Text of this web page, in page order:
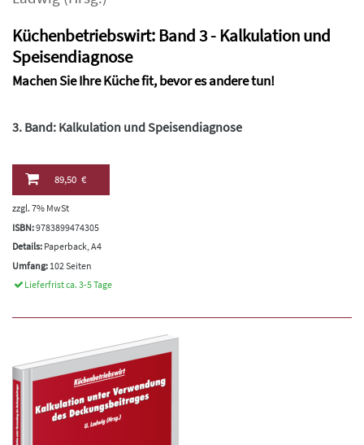
Küchenbetriebswirt: Band 3 - Kalkulation und
Speisendiagnose
Machen Sie Ihre Küche fit, bevor es andere tun!
3. Band: Kalkulation und Speisendiagnose
89,50 €
zzgl. 7% MwSt
ISBN:9783899474305
Details: Paperback, A4
Umfang: 102 Seiten
Lieferfrist ca. 3-5 Tage